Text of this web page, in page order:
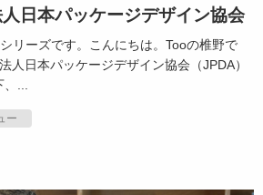
日本パッケージデザイン協会
リーズです。こんにちは。Tooの椎野で
人日本パッケージデザイン協会（JPDA）
...
ー